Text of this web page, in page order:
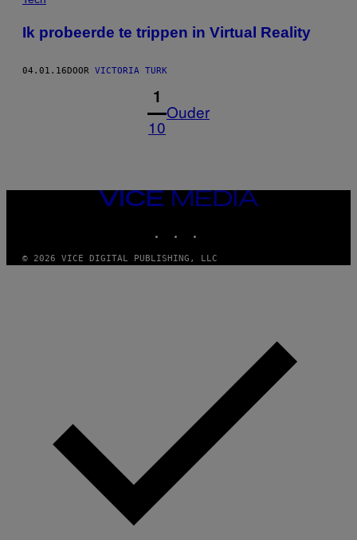
Ik probeerde te trippen in Virtual Reality
04.01.16DOOR VICTORIA TURK
1
10
Ouder
VICE
MEDIA
© 2026 VICE DIGITAL PUBLISHING, LLC